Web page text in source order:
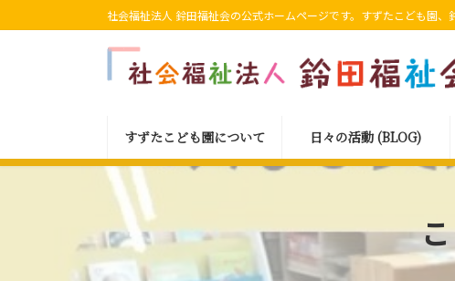
ン
キ
ビ
に
社会福祉法人 鈴田福祉会の公式ホームページです。すずたこども園、
すずたこども園について 日々の活動 (BLOG)